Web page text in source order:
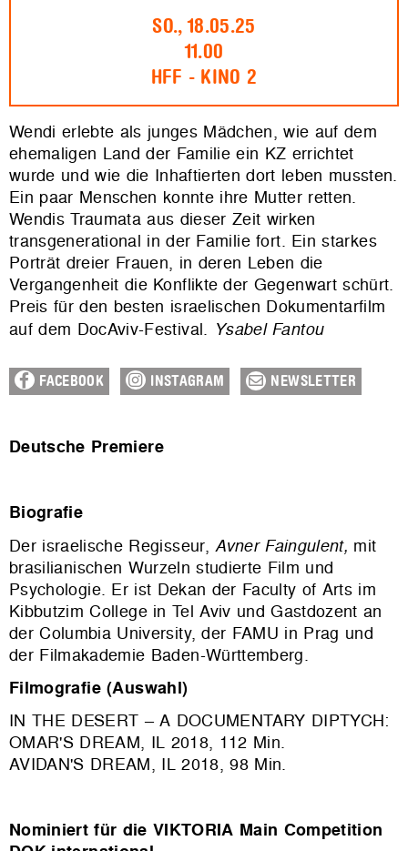
SO., 18.05.25
11.00
HFF - KINO 2
Wendi erlebte als junges Mädchen, wie auf dem
ehemaligen Land der Familie ein KZ errichtet
wurde und wie die Inhaftierten dort leben mussten.
Ein paar Menschen konnte ihre Mutter retten.
Wendis Traumata aus dieser Zeit wirken
transgenerational in der Familie fort. Ein starkes
Porträt dreier Frauen, in deren Leben die
Vergangenheit die Konflikte der Gegenwart schürt.
Preis für den besten israelischen Dokumentarfilm
auf dem DocAviv-Festival. Ysabel Fantou
FACEBOOK INSTAGRAM NEWSLETTER
Deutsche Premiere
Biografie
Der israelische Regisseur,Avner Faingulent, mit
brasilianischen Wurzeln studierte Film und
Psychologie. Er ist Dekan der Faculty of Arts im
Kibbutzim College in Tel Aviv und Gastdozent an
der Columbia University, der FAMU in Prag und
der Filmakademie Baden-Württemberg.
Filmografie (Auswahl)
IN THE DESERT – A DOCUMENTARY DIPTYCH:
OMAR'S DREAM, IL 2018, 112 Min.
AVIDAN'S DREAM, IL 2018, 98 Min.
Nominiert für die VIKTORIA Main Competition